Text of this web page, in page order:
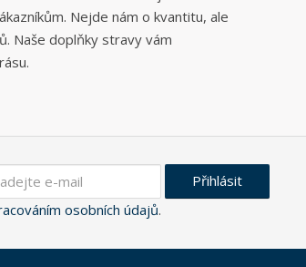
Nejde nám o kvantitu, ale
Naše doplňky stravy vám
Přihlásit
osobních údajů.